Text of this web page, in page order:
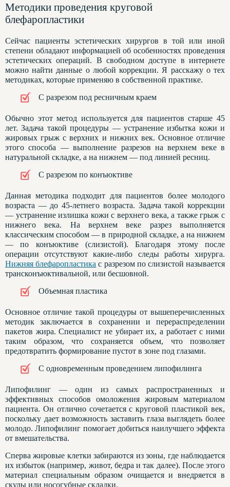
Методики проведения круговой
блефаропластики
Сейчас пациенты эстетических хирургов в той или иной
степени обладают информацией об особенностях проведения
эстетических операций. В свободном доступе в интернете
можно найти данные о любой коррекции. Я расскажу о тех
методиках, которые применяю в собственной практике.
С разрезом под ресничным краем
Обычно этот метод используется для пациентов старше 45
лет. Задача такой процедуры — устранение избытка кожи и
жировых грыж с верхних и нижних век. Основное отличие
этого способа — выполнение разрезов на верхнем веке в
натуральной складке, а на нижнем — под линией ресниц.
С разрезом по конъюктиве
Данная методика подходит для пациентов более молодого
возраста — до 45-летнего возраста. Задача такой коррекции
— устранение излишка кожи с верхнего века, а также грыж с
нижнего века. На верхнем веке разрез выполняется
классическим способом — в природной складке, а на нижнем
— по конъюктиве (слизистой). Благодаря этому после
операции отсутствуют какие-либо следы работы хирурга.
Нижняя блефаропластика с разрезом по слизистой называется
трансконъюктивальной, или бесшовной.
Объемная пластика
Основное отличие такой процедуры от вышеперечисленных
методик заключается в сохранении и перераспределении
пакетов жира. Специалист не убирает их, а работает с ними
таким образом, что сохраняется объем, что позволяет
предотвратить формирование пустот в зоне под глазами.
С одновременным проведением липофилинга
Липофилинг — один из самых распространенных и
эффективных способов омоложения жировым материалом
пациента. Он отлично сочетается с круговой пластикой век,
поскольку дает возможность заставить глаза выглядеть более
молодо. Липофилинг помогает добиться наилучшего эффекта
от вмешательства.
Сперва жировые клетки забираются из зоны, где наблюдается
их избыток (например, живот, бедра и так далее). После этого
материал специальным образом очищается и внедряется в
скулы или носогубные складки.